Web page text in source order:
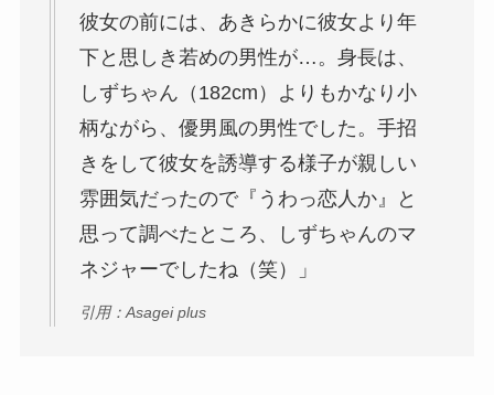
彼女の前には、あきらかに彼女より年
下と思しき若めの男性が…。身長は、
しずちゃん（182cm）よりもかなり小
柄ながら、優男風の男性でした。手招
きをして彼女を誘導する様子が親しい
雰囲気だったので『うわっ恋人か』と
思って調べたところ、しずちゃんのマ
ネジャーでしたね（笑）」
引用：Asagei plus